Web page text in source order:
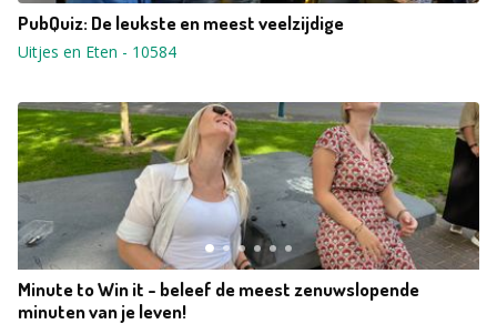
PubQuiz: De leukste en meest veelzijdige
Uitjes en Eten - 10584
Minute to Win it - beleef de meest zenuwslopende
minuten van je leven!